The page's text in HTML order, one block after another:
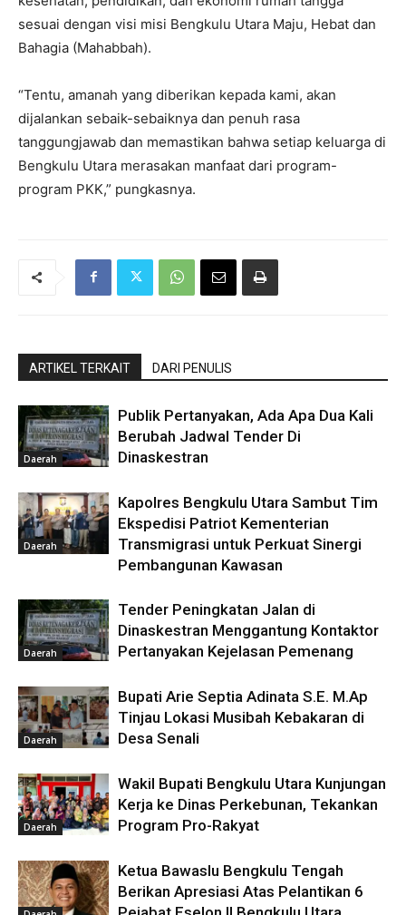
sesuai dengan visi misi Bengkulu Utara Maju, Hebat dan
Bahagia (Mahabbah).
“Tentu, amanah yang diberikan kepada kami, akan
dijalankan sebaik-sebaiknya dan penuh rasa
tanggungjawab dan memastikan bahwa setiap keluarga di
Bengkulu Utara merasakan manfaat dari program-
program PKK,” pungkasnya.
ARTIKEL TERKAIT DARI PENULIS
Daerah
Publik Pertanyakan, Ada Apa Dua Kali
Berubah Jadwal Tender Di
Dinaskestran
Daerah
Kapolres Bengkulu Utara Sambut Tim
Ekspedisi Patriot Kementerian
Transmigrasi untuk Perkuat Sinergi
Pembangunan Kawasan
Daerah
Tender Peningkatan Jalan di
Dinaskestran Menggantung Kontaktor
Pertanyakan Kejelasan Pemenang
Daerah
Bupati Arie Septia Adinata S.E. M.Ap
Tinjau Lokasi Musibah Kebakaran di
Desa Senali
Daerah
Wakil Bupati Bengkulu Utara Kunjungan
Kerja ke Dinas Perkebunan, Tekankan
Program Pro-Rakyat
Ketua Bawaslu Bengkulu Tengah
Berikan Apresiasi Atas Pelantikan 6